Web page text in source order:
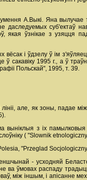
А.Выкі. Яна
даследуемых суб'ектаў
якая ўзнікае з
і ўдзелу ў ім
ў сакавіку 1995 г., а ў
Польскай", 1995, т. 39.
але, як зоны, падае
з іх
( "Slownik
"Przeglad
- усходняй
ва ўмовах распаду
між іншым, і апісанне